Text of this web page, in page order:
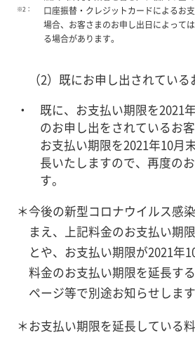
※2：
口座振替・クレジットカードによるお
場合、お客さまのお申し出日によって
る場合があります。
（2）既にお申し出されている
既に、お支払い期限を2021
のお申し出をされているお
お支払い期限を2021年10月
長いたしますので、再度の
す。
＊今後の新型コロナウイルス感
まえ、上記料金のお支払い期
とや、お支払い期限が2021年
料金のお支払い期限を延長す
ページ等で別途お知らせします
＊お支払い期限を延長している